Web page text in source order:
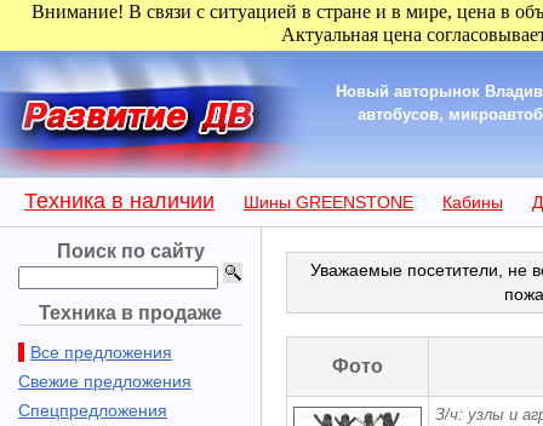
Внимание! В связи с ситуацией в стране и в мире, цена в
Актуальная цена
Новый авторынок
автобусов,
Техника в наличии Шины GREENSTONE Кабины
Поиск по сайту
Техника в продаже
Все предложения
Свежие предложения
Спецпредложения
Уважаемые посетители, не
Фото
З/ч: узлы и